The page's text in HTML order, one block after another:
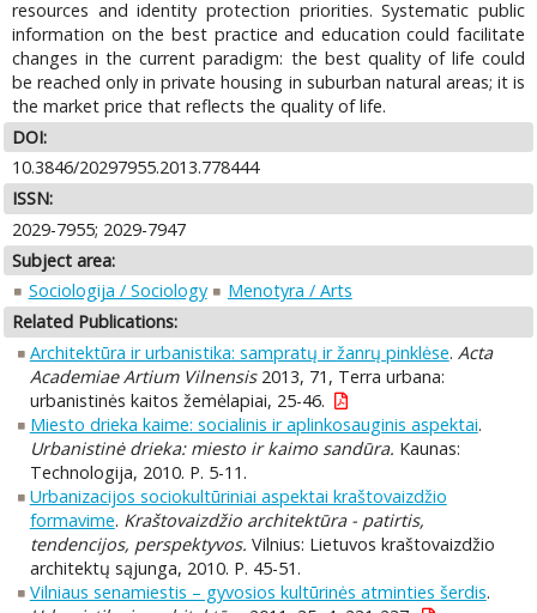
resources and identity protection priorities. Systematic public
information on the best practice and education could facilitate
changes in the current paradigm: the best quality of life could
be reached only in private housing in suburban natural areas; it is
the market price that reflects the quality of life.
DOI:
10.3846/20297955.2013.778444
ISSN:
2029-7955; 2029-7947
Subject area:
Sociologija / Sociology
Menotyra / Arts
Related Publications:
Architektūra ir urbanistika: sampratų ir žanrų pinklėse. Acta
Academiae Artium Vilnensis2013, 71, Terra urbana:
urbanistinės kaitos žemėlapiai, 25-46.
Miesto drieka kaime: socialinis ir aplinkosauginis aspektai.
Urbanistinė drieka: miesto ir kaimo sandūra. Kaunas:
Technologija, 2010. P. 5-11.
Urbanizacijos sociokultūriniai aspektai kraštovaizdžio
formavime. Kraštovaizdžio architektūra - patirtis,
tendencijos, perspektyvos. Vilnius: Lietuvos kraštovaizdžio
architektų sąjunga, 2010. P. 45-51.
Vilniaus senamiestis – gyvosios kultūrinės atminties šerdis.